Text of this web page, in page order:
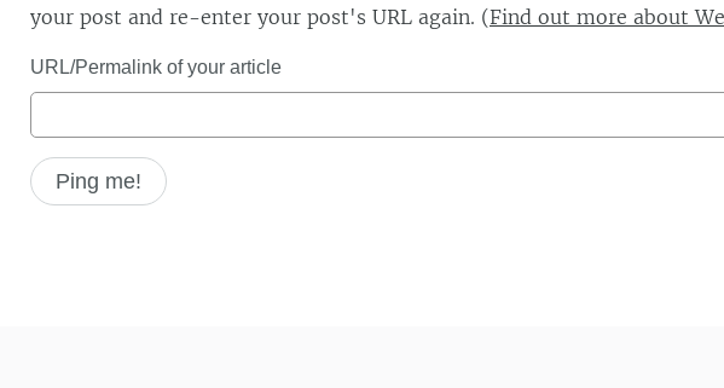
your post and re-enter your post's URL again. (Find out more about
URL/Permalink of your article